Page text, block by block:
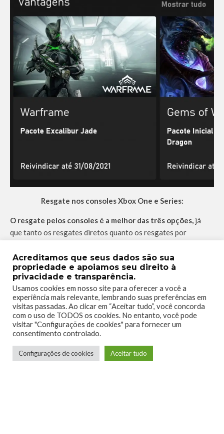
Resgate nos consoles Xbox One e Series:
O resgate pelos consoles é a melhor das três opções, já
que tanto os resgates diretos quanto os resgates por
Vantagens, você pode dar sorte de receber uma notificação
em sua tela principal onde o Xbox geralmente promove
algumas propagandas.A melhor forma é entrar na Hub do
Game Passe procurar pela opção “Vantagens”.
Então é isso! Espero que esse guia ajude vocês a resgatarem
os seus itens! As Vantagens, ao contrário das
Solicitações/Missõesnão seguem uma agenda fixa de
lançamentos, então assim que a Microsoft liberar novos
pacotes vamos avisar em nosso site e em nossas redes
Acreditamos que seus dados são sua
propriedade e apoiamos seu direito à
privacidade e transparência.
Usamos cookies em nosso site para oferecer a você a
experiência mais relevante, lembrando suas preferências em
visitas passadas. Ao clicar em “Aceitar tudo”, você concorda
com o uso de TODOS os cookies. No entanto, você pode
visitar "Configurações de cookies" para fornecer um
consentimento controlado.
Configurações de cookies Aceitar tudo